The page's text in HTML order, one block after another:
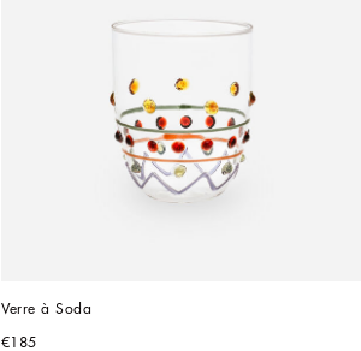
Verre à Soda
€185